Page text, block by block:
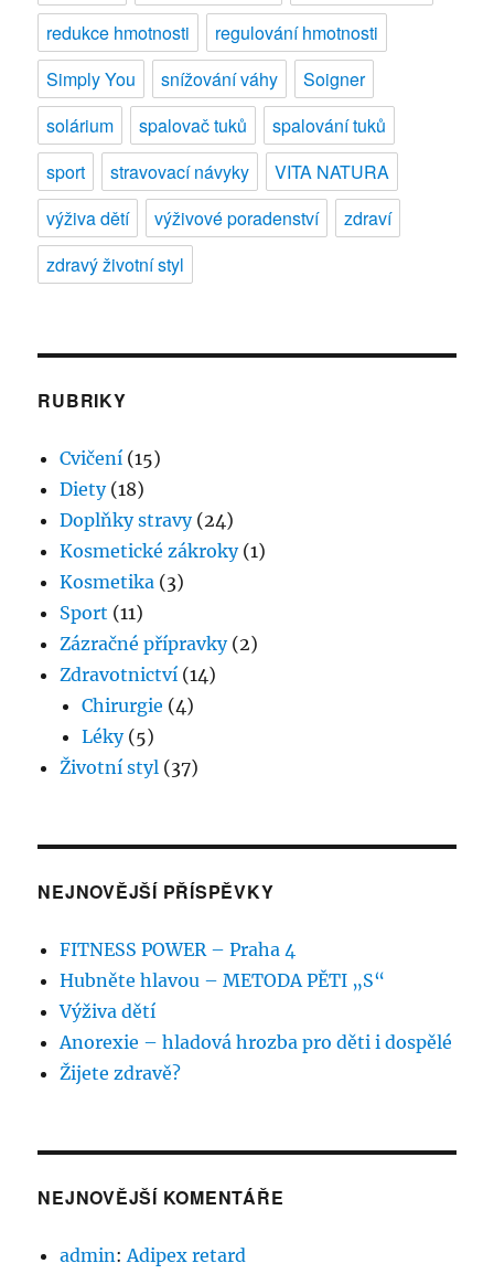
redukce hmotnosti
regulování hmotnosti
Simply You
snížování váhy
Soigner
solárium
spalovač tuků
spalování tuků
sport
stravovací návyky
VITA NATURA
výživa dětí
výživové poradenství
zdraví
zdravý životní styl
RUBRIKY
Cvičení (15)
Diety(18)
Doplňky stravy(24)
Kosmetické zákroky(1)
Kosmetika (3)
Sport (11)
Zázračné přípravky(2)
Zdravotnictví (14)
Chirurgie (4)
Léky(5)
Životní styl (37)
NEJNOVĚJŠÍ PŘÍSPĚVKY
FITNESS POWER – Praha 4
Hubněte hlavou – METODA PĚTI „S“
Výživa dětí
Anorexie – hladová hrozba pro děti i dospělé
Žijete zdravě?
NEJNOVĚJŠÍ KOMENTÁŘE
admin:Adipex retard